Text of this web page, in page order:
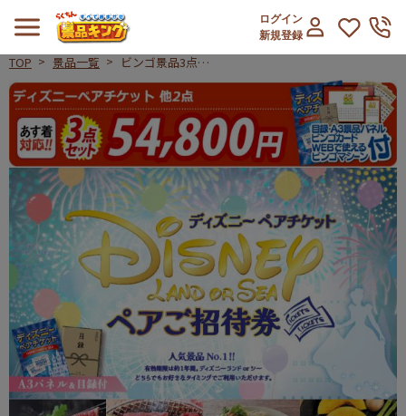
ログイン
新規登録
TOP 景品一覧
ビンゴ景品3点セ
ット【ディズニー
ペアチケット/選
べる!全国ブラン
ド和牛 他】A3パ
ネル・目録付き<
送料無料>
ビンゴ景品3点セット【ディズニ